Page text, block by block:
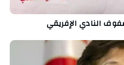
النادي الإفريقي